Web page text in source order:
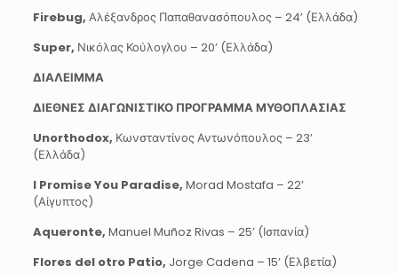
Firebug, Αλέξανδρος Παπαθανασόπουλος – 24’ (Ελλάδα)
Super, Νικόλας Κούλογλου – 20’ (Ελλάδα)
ΔΙΑΛΕΙΜΜΑ
ΔΙΕΘΝΕΣ ΔΙΑΓΩΝΙΣΤΙΚΟ ΠΡΟΓΡΑΜΜΑ ΜΥΘΟΠΛΑΣΙΑΣ
Unorthodox, Κωνσταντίνος Αντωνόπουλος – 23’
(Ελλάδα)
I Promise You Paradise, Morad Mostafa – 22’
(Αίγυπτος)
Aqueronte, Manuel Muñoz Rivas – 25’ (Ισπανία)
Flores del otro Patio, Jorge Cadena – 15’ (Ελβετία)